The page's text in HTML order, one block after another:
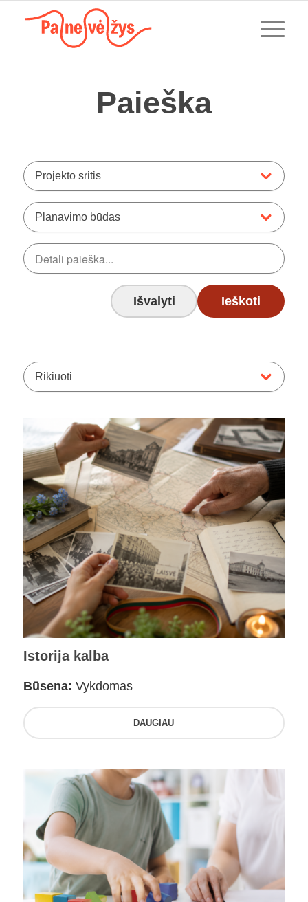
Paieška
Projekto sritis
Planavimo būdas
Išvalyti Ieškoti
Rikiuoti
Istorija kalba
Būsena: Vykdomas
DAUGIAU